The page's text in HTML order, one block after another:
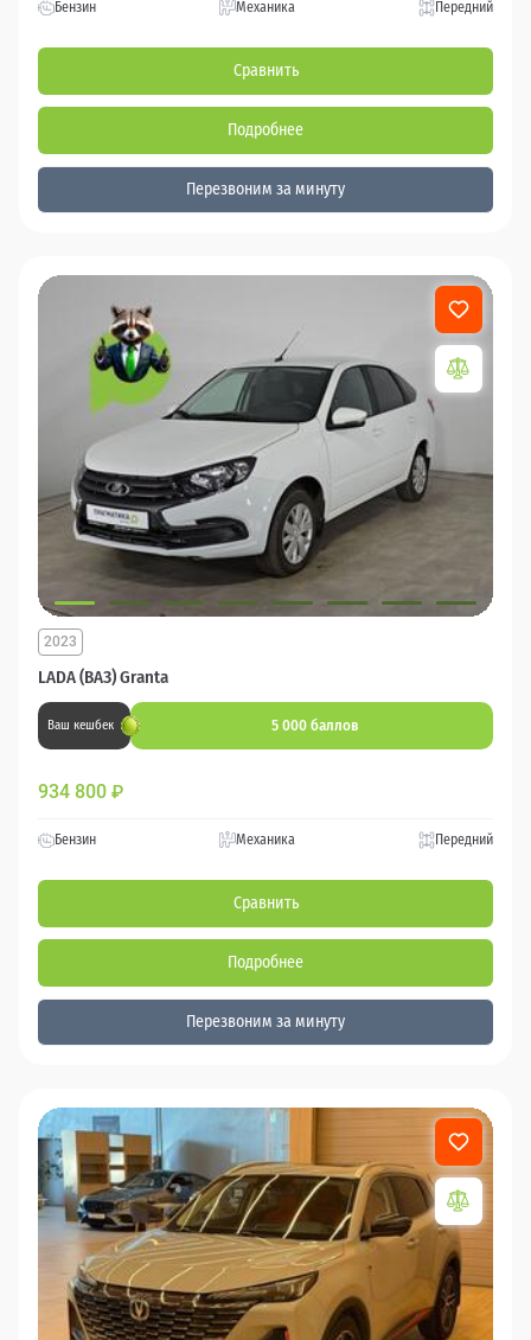
Бензин Механика Передний
Сравнить
Подробнее
Перезвоним за минуту
LADA (ВАЗ) Granta
2023
Ваш кешбек 5 000 баллов
934 800 ₽
Бензин Механика Передний
Сравнить
Подробнее
Перезвоним за минуту